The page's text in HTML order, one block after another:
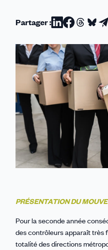
Partager :Partager
sur
Linkedin
Partager
sur
Partager
sursur
PRÉSENTATION DU
Pour la seconde année
des contrôleurs apparaît très
totalité des directions